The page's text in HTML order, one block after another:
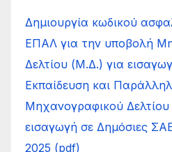
Δημιουργία κωδικού
ΕΠΑΛ για την υποβολή
Δελτίου (Μ.Δ.) για
Εκπαίδευση και
Μηχανογραφικού
εισαγωγή σε Δημόσιες
2025 (pdf)